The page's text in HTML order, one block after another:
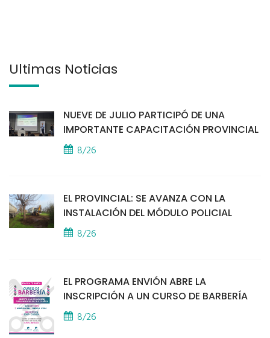
Últimas Noticias
NUEVE DE JULIO PARTICIPÓ DE UNA
IMPORTANTE CAPACITACIÓN PROVINCIAL
8/26
EL PROVINCIAL: SE AVANZA CON LA
INSTALACIÓN DEL MÓDULO POLICIAL
8/26
EL PROGRAMA ENVIÓN ABRE LA
INSCRIPCIÓN A UN CURSO DE BARBERÍA
8/26